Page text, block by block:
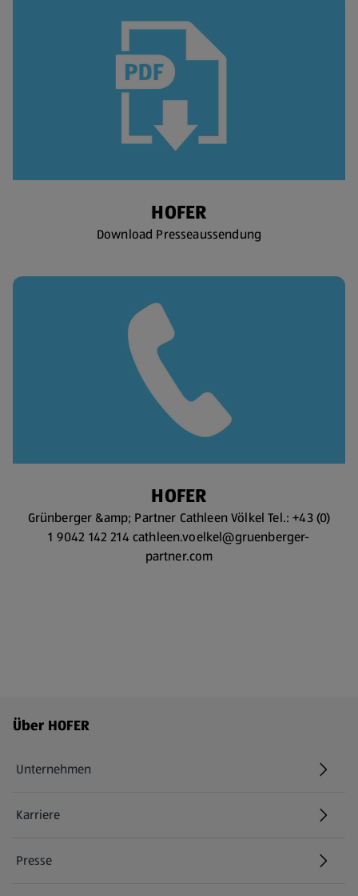
HOFER
Download Presseaussendung
HOFER
Grünberger &amp; Partner Cathleen Völkel Tel.: +43 (0)
1 9042 142 214 cathleen.voelkel@gruenberger-
partner.com
Fußzeilenmenü - weitere Links
Über HOFER
Unternehmen
Karriere
(öffnet in einem neuen Tab)
Presse